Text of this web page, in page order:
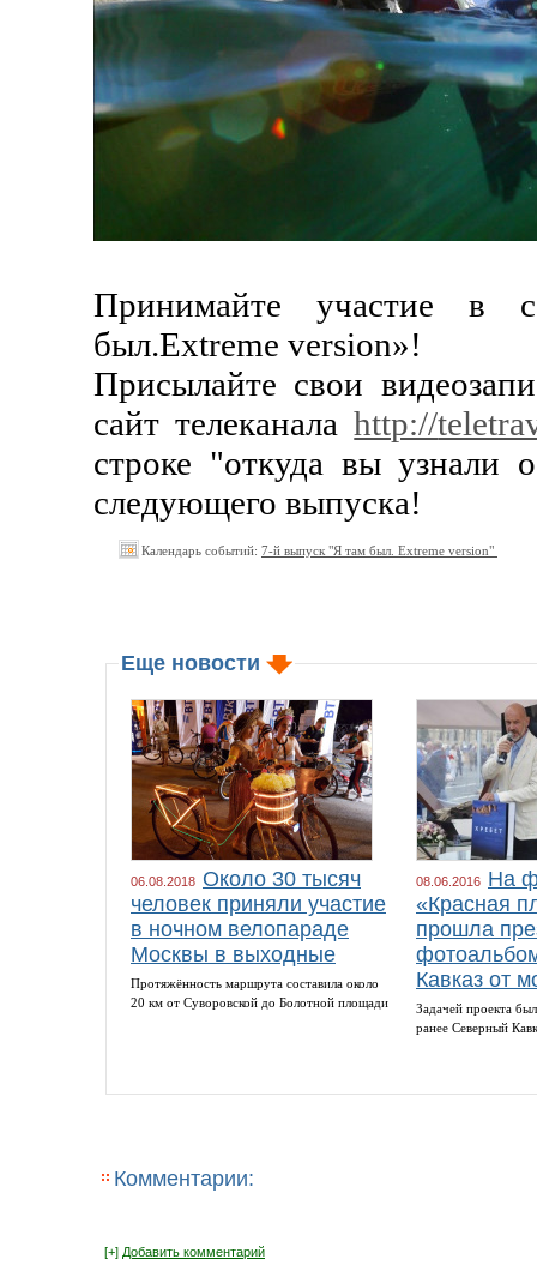
Принимайте участие в
был.Extreme version»!
Присылайте свои
сайт телеканалаhttp://
строке "откуда вы
следующего выпуска!
Календарь событий: 7-й выпуск "Я там был. Extreme version"
Еще новости
06.08.2018 Около 30 тысяч
человек приняли участие
в ночном велопараде
Москвы в выходные
Протяжённость маршрута составила около
20 км от Суворовской до Болотной площади
08.06.2016 На
«Красная
прошла
Кавказ от
Задачей проекта
ранее Северный
Комментарии:
[+] Добавить комментарий